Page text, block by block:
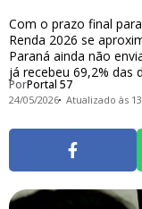
Com o prazo final
Renda 2026 se
Paraná ainda não
já recebeu 69,2% das
PorPortal 57
24/05/2026 Atualizado às